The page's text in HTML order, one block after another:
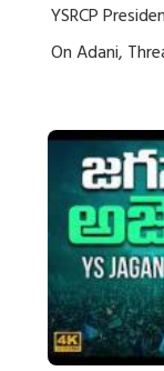
YSRCP
On Adani,